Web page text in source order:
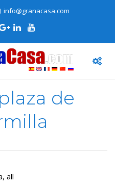
info@granacasa.com
de
, all